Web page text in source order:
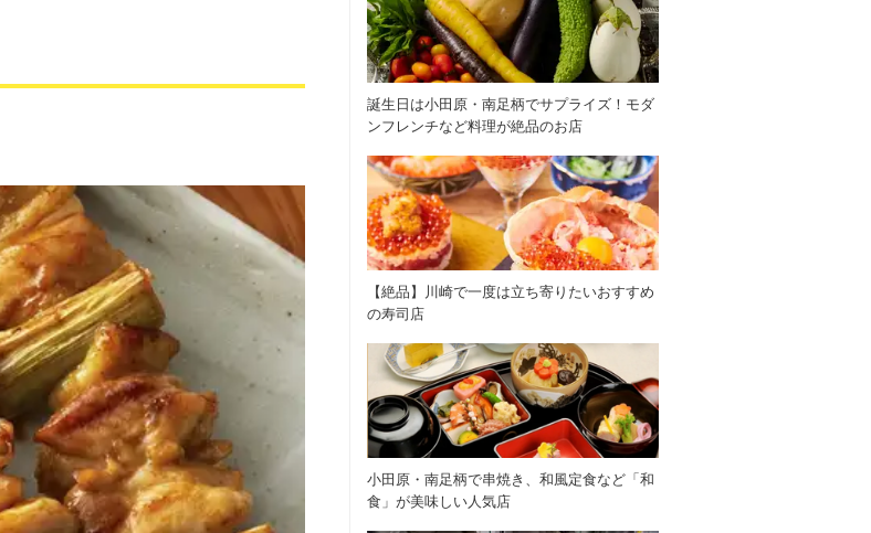
誕生日は小田原・南足柄でサプライズ！モダ
ンフレンチなど料理が絶品のお店
【絶品】川崎で一度は立ち寄りたいおすすめ
の寿司店
小田原・南足柄で串焼き、和風定食など「和
食」が美味しい人気店